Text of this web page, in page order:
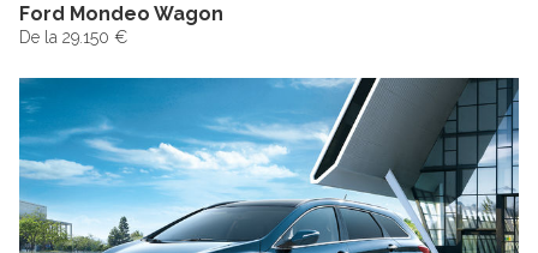
Ford Mondeo Wagon
De la 29.150 €